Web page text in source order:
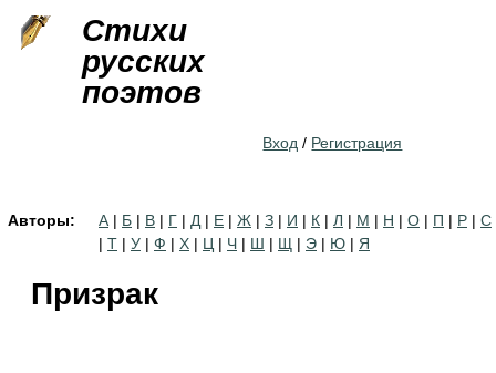
Стихи
русских
поэтов
Вход / Регистрация
Авторы: А | Б | В | Г | Д | Е | Ж | З | И | К | Л | М | Н | О | П | Р | С
| Т | У | Ф | Х | Ц | Ч | Ш | Щ | Э | Ю | Я
Призрак